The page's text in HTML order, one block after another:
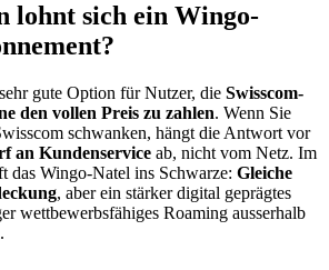
lohnt sich ein Wingo-
gute Option für Nutzer, die Swisscom-
den vollen Preis zu zahlen. Wenn Sie
schwanken, hängt die Antwort vor
an Kundenservice ab, nicht vom Netz. Im
Wingo-Natel ins Schwarze: Gleiche
, aber ein stärker digital geprägtes
wettbewerbsfähiges Roaming ausserhalb